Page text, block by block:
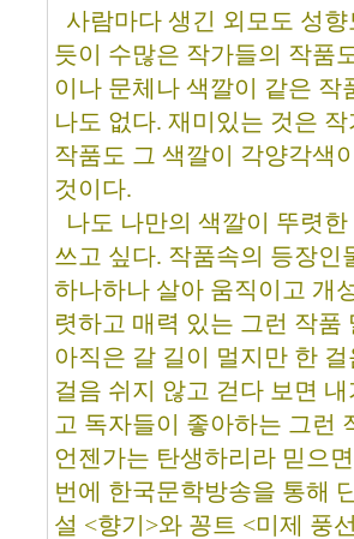
사람마다 생긴 외모도 성
듯이 수많은 작가들의 작품
이나 문체나 색깔이 같은 작
나도 없다. 재미있는 것은
작품도 그 색깔이 각양각색
것이다.
나도 나만의 색깔이 뚜렷
쓰고 싶다. 작품속의 등장인
하나하나 살아 움직이고 개
렷하고 매력 있는 그런 작품
아직은 갈 길이 멀지만 한 걸
걸음 쉬지 않고 걷다 보면
고 독자들이 좋아하는 그런
언젠가는 탄생하리라 믿으
번에 한국문학방송을 통해
설 <향기>와 꽁트 <미제 풍